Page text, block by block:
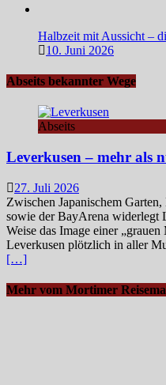
Halbzeit mit Aussicht –
10. Juni 2026
Abseits bekannter Wege
Abseits
Leverkusen – mehr als
27. Juli 2026
Zwischen Japanischem
sowie der BayArena widerlegt
Weise das Image einer
Leverkusen plötzlich in aller
[…]
Mehr vom Mortimer